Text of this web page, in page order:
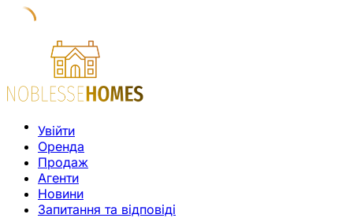
Увійти
Оренда
Продаж
Агенти
Новини
Запитання та відповіді